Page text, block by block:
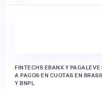
FINTECHS EBANX Y
A PAGOS EN CUOTAS EN
Y BNPL